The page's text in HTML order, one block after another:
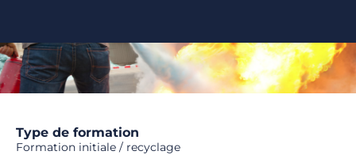
Type de formation
Formation initiale / recyclage